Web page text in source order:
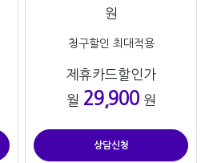
원
청구할인 최대적용
제휴카드할인가
월 29,900원
상담신청